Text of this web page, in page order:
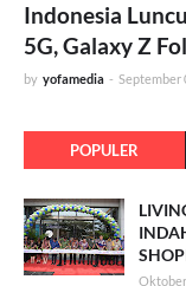
Indonesia
5G, Galaxy Z
by yofamedia - September
POPULER